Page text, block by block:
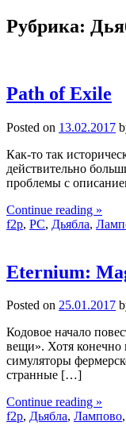
Рубрика:
Path of Exile
Posted on 13.02.2017
Как-то так
действительно
проблемы с
Continue reading »
f2p, PC, Дьябла,
Eternium:
Posted on 25.01.2017
Кодовое начало
вещи». Хотя конечно
симуляторы
странные […]
Continue reading »
f2p, Дьябла, Лампово,